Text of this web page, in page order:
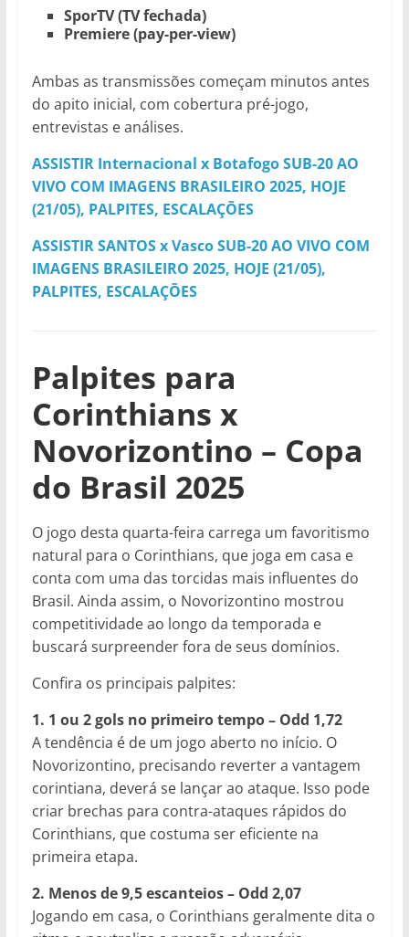
SporTV (TV fechada)
Premiere (pay-per-view)
Ambas as transmissões começam minutos antes
do apito inicial, com cobertura pré-jogo,
entrevistas e análises.
ASSISTIR Internacional x Botafogo SUB-20 AO
VIVO COM IMAGENS BRASILEIRO 2025, HOJE
(21/05), PALPITES, ESCALAÇÕES
ASSISTIR SANTOS x Vasco SUB-20 AO VIVO COM
IMAGENS BRASILEIRO 2025, HOJE (21/05),
PALPITES, ESCALAÇÕES
Palpites para
Corinthians x
Novorizontino – Copa
do Brasil 2025
O jogo desta quarta-feira carrega um favoritismo
natural para o Corinthians, que joga em casa e
conta com uma das torcidas mais influentes do
Brasil. Ainda assim, o Novorizontino mostrou
competitividade ao longo da temporada e
buscará surpreender fora de seus domínios.
Confira os principais palpites:
1. 1 ou 2 gols no primeiro tempo – Odd 1,72
A tendência é de um jogo aberto no início. O
Novorizontino, precisando reverter a vantagem
corintiana, deverá se lançar ao ataque. Isso pode
criar brechas para contra-ataques rápidos do
Corinthians, que costuma ser eficiente na
primeira etapa.
2. Menos de 9,5 escanteios – Odd 2,07
Jogando em casa, o Corinthians geralmente dita o